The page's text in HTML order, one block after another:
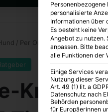
/ Per Online-Kredit den
Kredit
Personenbezogene
personalisierte
Informationen über
Es besteht keine
Angebot zu nutzen.
anpassen. Bitte
alle Funktionen der
Einige Services
Nutzung dieser
Art. 49 (1) lit. a
Datenschutz nach
Behörden
für Europäerinnen